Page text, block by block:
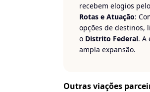
recebem elogios
Rotas e Atuação:
opções de destinos,
o Distrito Federal. A
ampla expansão.
Outras viações